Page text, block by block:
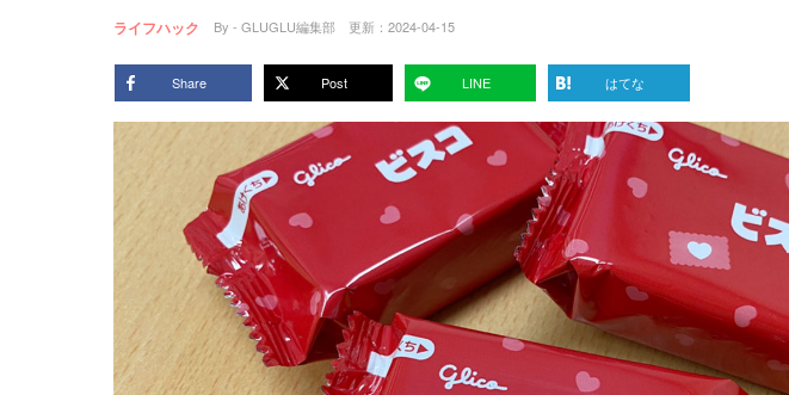
ライフハック By - GLUGLU編集部 更新： 2024-04-15
Share Post LINE はてな